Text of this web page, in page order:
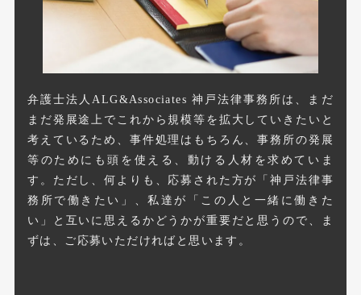
弁護士法人ALG&Associates 神戸法律事務所は、まだ
まだ発展途上でこれから規模等を拡大していきたいと
考えているため、事件処理はもちろん、事務所の発展
等のためにも頭を使える、動ける人材を求めていま
す。ただし、何よりも、応募された方が「神戸法律事
務所で働きたい」、私達が「この人と一緒に働きた
い」と互いに思えるかどうかが重要だと思うので、ま
ずは、ご応募いただければと思います。